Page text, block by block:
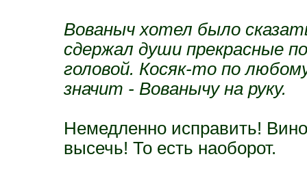
Вованыч хотел было
сдержал души прекрасные
головой. Косяк-то по
значит - Вованычу на руку.
Немедленно исправить!
высечь! То есть наоборот.